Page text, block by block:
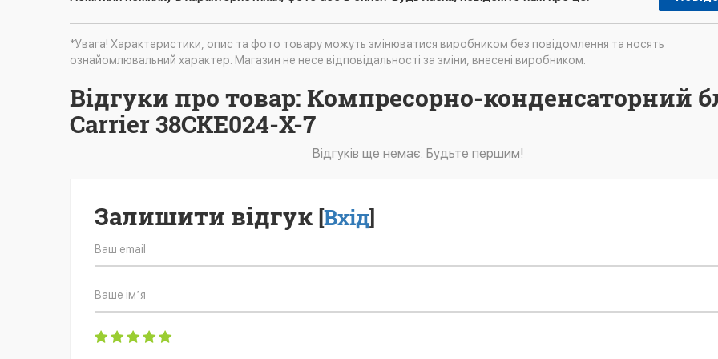
*Увага! Характеристики, опис та фото товару можуть змінюватися виробником без повідомлення та носять
ознайомлювальний характер. Магазин не несе відповідальності за зміни, внесені виробником.
Відгуки про товар: Компресорно-конденсаторний
Carrier 38CKE024-X-7
Відгуків ще немає. Будьте першим!
Залишити відгук [Вхід]